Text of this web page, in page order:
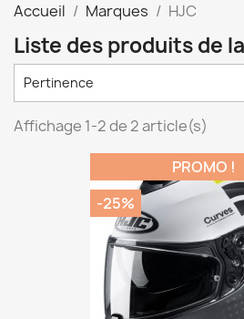
Accueil Marques HJC
Liste des produits de
Pertinence
Affichage 1-2 de 2 article(s)
PROMO !
-25%